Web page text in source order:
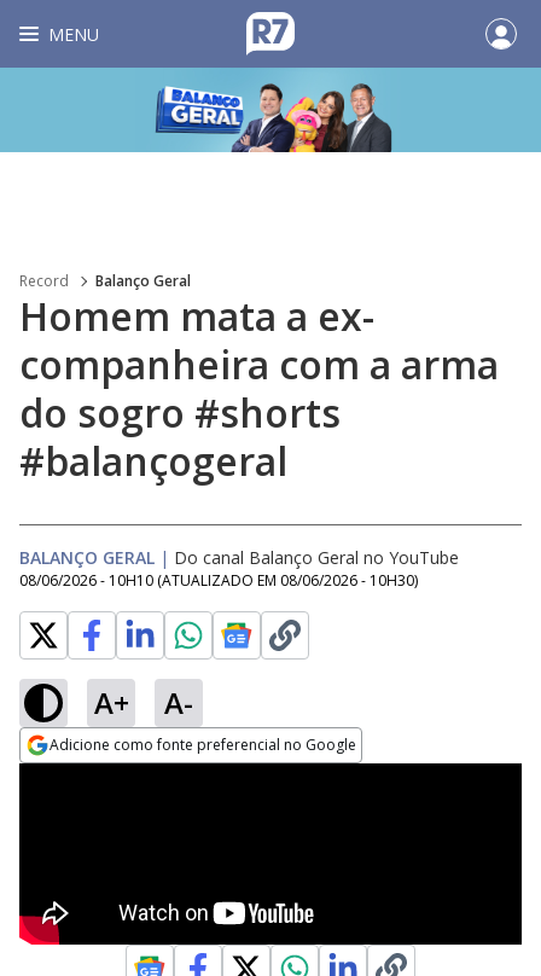
MENU
Record Balanço Geral
Homem mata a ex-
companheira com a arma
do sogro #shorts
#balançogeral
BALANÇO GERAL | Do canal Balanço Geral no YouTube
08/06/2026 - 10H10 (ATUALIZADO EM 08/06/2026 - 10H30)
A+ A-
Adicione como fonte preferencial no Google